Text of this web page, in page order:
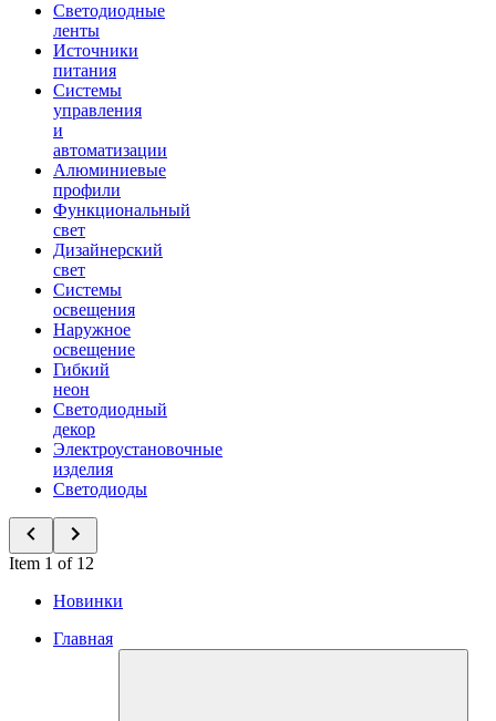
Светодиодные
ленты
Источники
питания
Системы
управления
и
автоматизации
Алюминиевые
профили
Функциональный
свет
Дизайнерский
свет
Системы
освещения
Наружное
освещение
Гибкий
неон
Светодиодный
декор
Электроустановочные
изделия
Светодиоды
Item 1 of 12
Новинки
Главная